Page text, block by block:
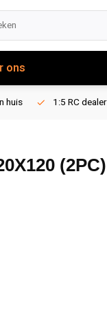
ons
huis 1:5 RC dealer
(2PC)